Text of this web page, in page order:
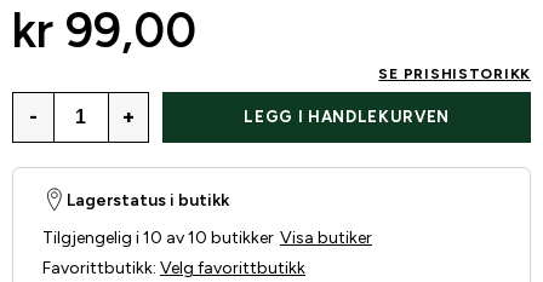
kr 99,00
SE PRISHISTORIKK
- + LEGG I HANDLEKURVEN
Lagerstatus i butikk
Tilgjengelig i 10 av 10 butikker Visa butiker
Favorittbutikk: Velg favorittbutikk